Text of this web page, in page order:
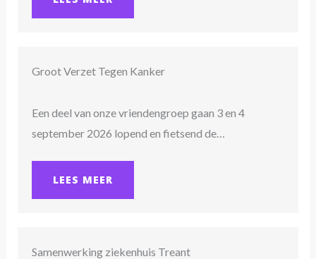
Groot Verzet Tegen Kanker
Een deel van onze vriendengroep gaan 3 en 4
september 2026 lopend en fietsend de…
LEES MEER
Samenwerking ziekenhuis Treant